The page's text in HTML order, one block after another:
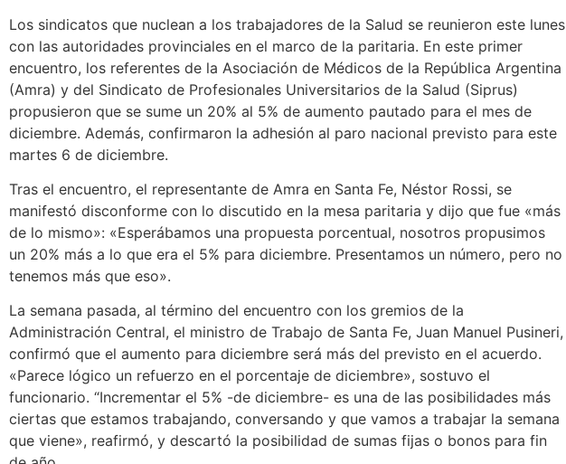
Los sindicatos que nuclean a los trabajadores de la Salud se reunieron este lunes
con las autoridades provinciales en el marco de la paritaria. En este primer
encuentro, los referentes de la Asociación de Médicos de la República Argentina
(Amra) y del Sindicato de Profesionales Universitarios de la Salud (Siprus)
propusieron que se sume un 20% al 5% de aumento pautado para el mes de
diciembre. Además, confirmaron la adhesión al paro nacional previsto para este
martes 6 de diciembre.
Tras el encuentro, el representante de Amra en Santa Fe, Néstor Rossi, se
manifestó disconforme con lo discutido en la mesa paritaria y dijo que fue «más
de lo mismo»: «Esperábamos una propuesta porcentual, nosotros propusimos
un 20% más a lo que era el 5% para diciembre. Presentamos un número, pero no
tenemos más que eso».
La semana pasada, al término del encuentro con los gremios de la
Administración Central, el ministro de Trabajo de Santa Fe, Juan Manuel Pusineri,
confirmó que el aumento para diciembre será más del previsto en el acuerdo.
«Parece lógico un refuerzo en el porcentaje de diciembre», sostuvo el
funcionario. “Incrementar el 5% -de diciembre- es una de las posibilidades más
ciertas que estamos trabajando, conversando y que vamos a trabajar la semana
que viene», reafirmó, y descartó la posibilidad de sumas fijas o bonos para fin